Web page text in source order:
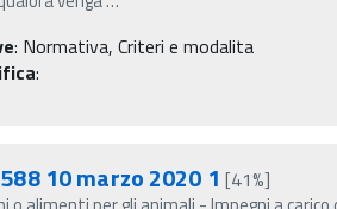
: Normativa, Criteri e modalita
:
10 marzo 2020 1[41%]